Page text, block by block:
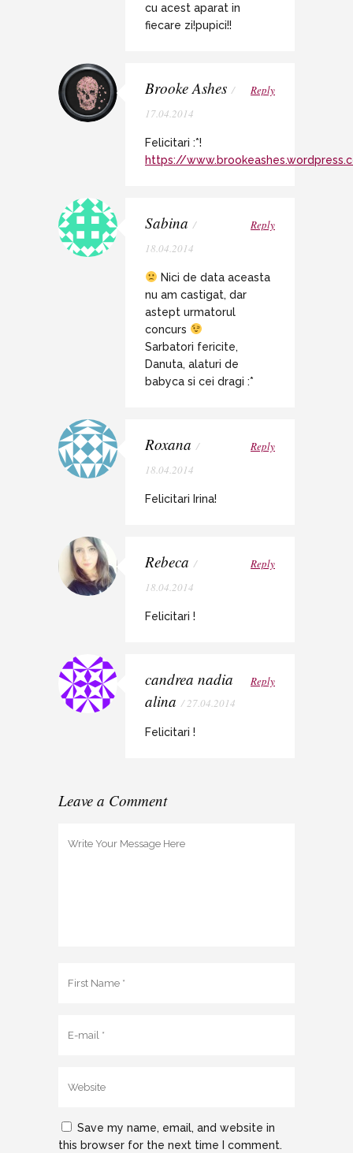
cu acest aparat in
fiecare zi!pupici!!
Brooke Ashes /
17.04.2014
Reply
Felicitari :*!
https://
Sabina /
18.04.2014
Reply
Nici de data aceasta
nu am castigat, dar
astept urmatorul
concurs
Sarbatori fericite,
Danuta, alaturi de
babyca si cei dragi :*
Roxana /
18.04.2014
Reply
Felicitari Irina!
Rebeca /
18.04.2014
Reply
Felicitari !
candrea nadia
alina / 27.04.2014
Reply
Felicitari !
Leave a Comment
Save my name, email, and website in
this browser for the next time I comment.